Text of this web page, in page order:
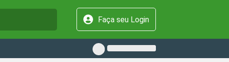
Faça seu Login